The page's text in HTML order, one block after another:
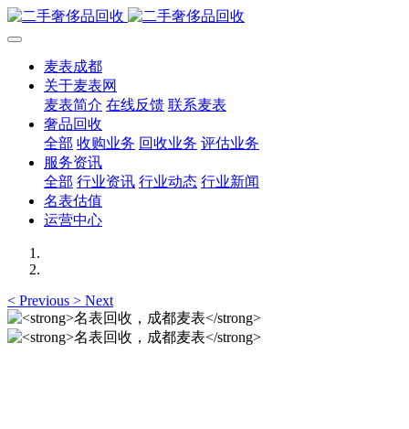
麦表成都
关于麦表网
麦表简介 在线反馈 联系麦表
奢品回收
全部 收购业务 回收业务 评估业务
服务资讯
全部 行业资讯 行业动态 行业新闻
名表估值
运营中心
< Previous > Next